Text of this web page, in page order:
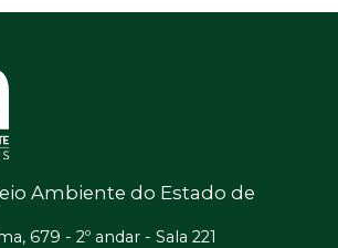
Ambiente do Estado de
679 - 2º andar - Sala 221